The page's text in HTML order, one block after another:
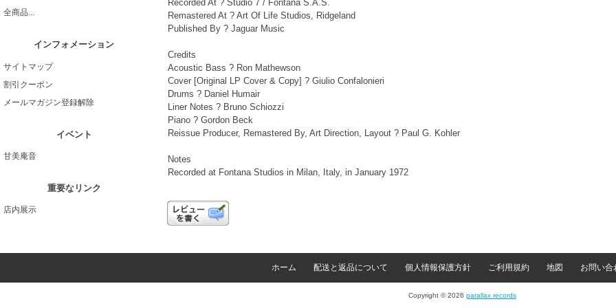
全商品...
インフォメーション
サイトマップ
割引クーポン
メールマガジン登録解除
イベント
甘美庵音
重要なリンク
店内展示
Recorded At ? Studio 7 / Fontana S.A.S.
Remastered At ? Art Of Life Studios, Ridgeland
Published By ? Jaguar Music
Credits
Acoustic Bass ? Ron Mathewson
Cover [Original LP Cover & Copy] ? Giulio Confalonieri
Drums ? Daniel Humair
Liner Notes ? Bruno Schiozzi
Piano ? Gordon Beck
Reissue Producer, Remastered By, Art Direction, Layout ? Paul G. Kohler
Notes
Recorded at Fontana Studios in Milan, Italy, in January 1972
ホーム 配送と返品について 個人情報保護方針 ご利用規約 地図 お問い合
Copyright © 2026 parallax records